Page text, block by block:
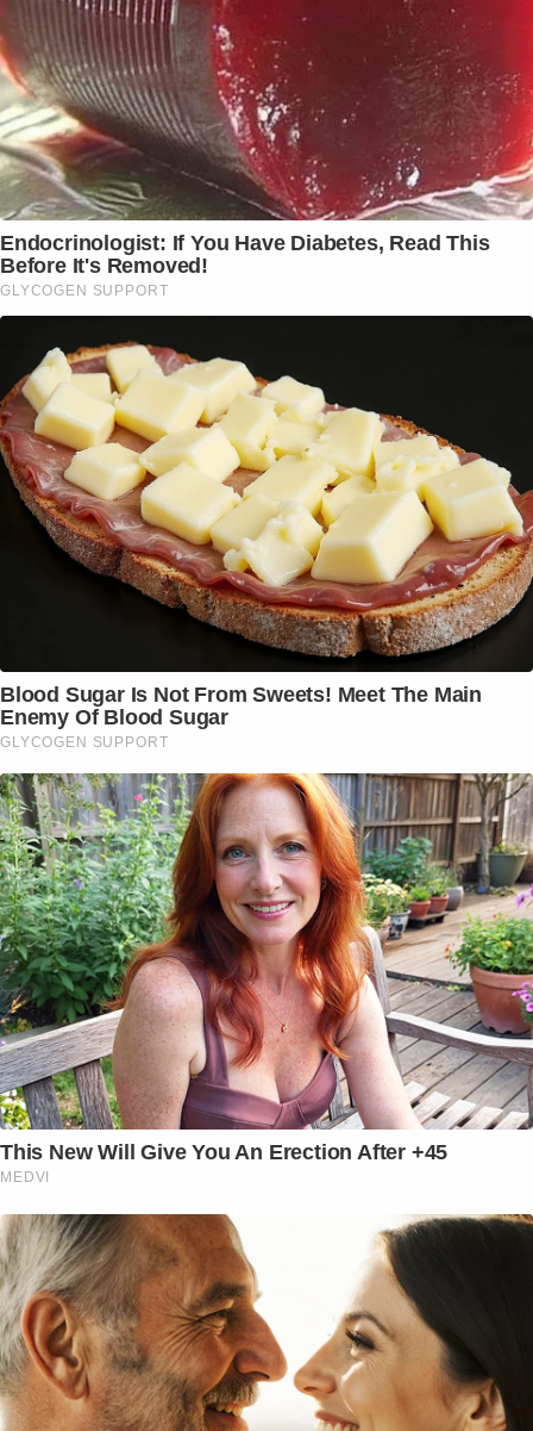
Endocrinologist: If You Have Diabetes, Read This
Before It's Removed!
GLYCOGEN SUPPORT
Blood Sugar Is Not From Sweets! Meet The Main
Enemy Of Blood Sugar
GLYCOGEN SUPPORT
This New Will Give You An Erection After +45
MEDVI